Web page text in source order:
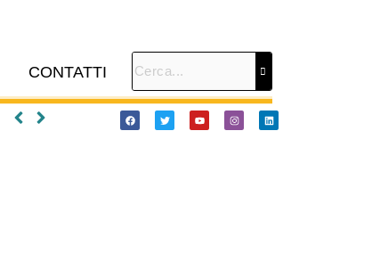
CONTATTI